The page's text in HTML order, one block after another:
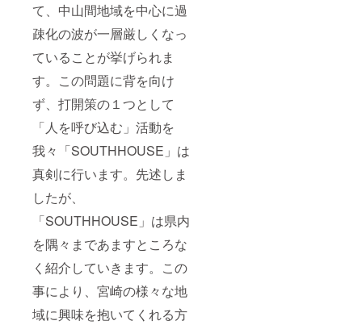
て、中山間地域を中心に過
疎化の波が一層厳しくなっ
ていることが挙げられま
す。この問題に背を向け
ず、打開策の１つとして
「人を呼び込む」活動を
我々「SOUTHHOUSE」は
真剣に行います。先述しま
したが、
「SOUTHHOUSE」は県内
を隅々まであますところな
く紹介していきます。この
事により、宮崎の様々な地
域に興味を抱いてくれる方